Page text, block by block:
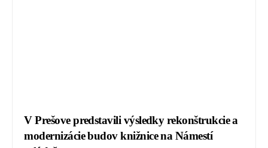
V Prešove predstavili výsledky rekonštrukcie a
modernizácie budov knižnice na Námestí